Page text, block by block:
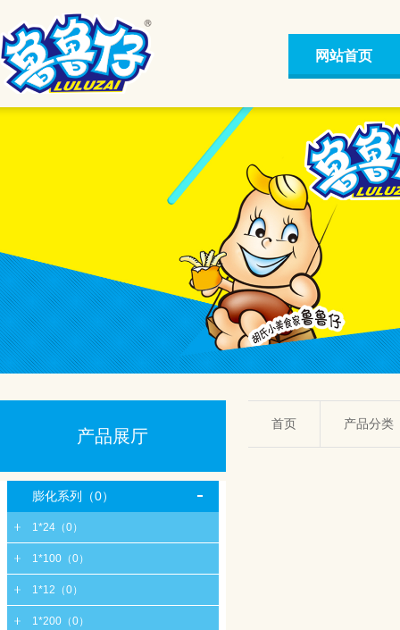
网站首页
产品展厅
膨化系列（0）
1*24（0）
1*100（0）
1*12（0）
1*200（0）
首页 产品分类